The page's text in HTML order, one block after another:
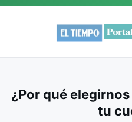
¿Por qué
tu